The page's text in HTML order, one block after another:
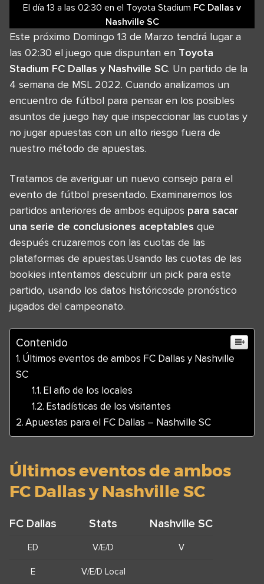
El día 13 a las 02:30 en el Toyota Stadium FC Dallas v
Nashville SC
Este próximo Domingo 13 de Marzo tendrá lugar a
las 02:30 el juego que dispuntan en Toyota
Stadium FC Dallas y Nashville SC. Un partido de la
4 semana de MSL 2022. Cuando analizamos un
encuentro de fútbol para pensar en los posibles
asuntos de juego hay que inspeccionar las cuotas y
no jugar apuestas con un alto riesgo fuera de
nuestro método de apuestas.
Tratamos de averiguar un nuevo consejo para el
evento de fútbol presentado. Examinaremos los
partidos anteriores de ambos equipos para sacar
una serie de conclusiones aceptables que
después cruzaremos con las cuotas de las
plataformas de apuestas.Usando las cuotas de las
bookies intentamos descubrir un pick para este
partido, usando los datos históricosde pronóstico
jugados del campeonato.
Contenido
Últimos eventos de ambos FC Dallas y Nashville
SC
El año de los locales
Estadísticas de los visitantes
Apuestas para el FC Dallas – Nashville SC
Últimos eventos de ambos
FC Dallas y Nashville SC
FC Dallas Stats Nashville SC
ED V/E/D V
E V/E/D Local